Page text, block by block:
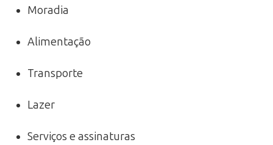
Moradia
Alimentação
Transporte
Lazer
Serviços e assinaturas